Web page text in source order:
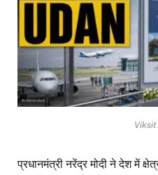
Viksit
प्रधानमंत्री नरेंद्र मोदी ने देश में